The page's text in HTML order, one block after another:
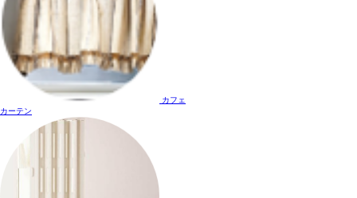
カフェ
カーテン